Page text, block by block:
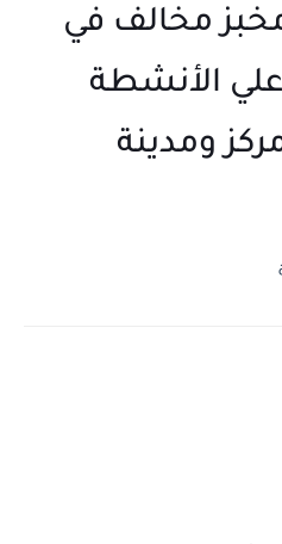
و(٦٠) مخبز مخالف في
الأنشطة
ومدينة